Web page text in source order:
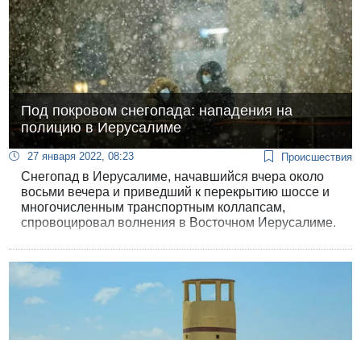
Под покровом снегопада: нападения на
полицию в Иерусалиме
27 января 2022, 08:23 Происшествия
Снегопад в Иерусалиме, начавшийся вчера около
восьми вечера и приведший к перекрытию шоссе и
многочисленным транспортным коллапсам,
спровоцировал волнения в Восточном Иерусалиме.
происходили на протяжении всего вечера, 22
человека арестовано.